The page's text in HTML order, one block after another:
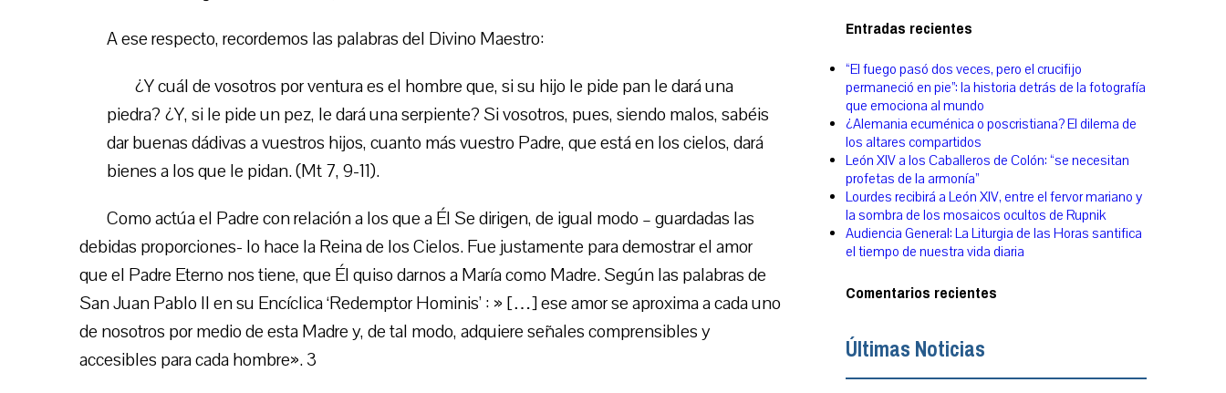
A ese respecto, recordemos las palabras del Divino Maestro:
¿Y cuál de vosotros por ventura es el hombre que, si su hijo le pide pan le dará una
piedra? ¿Y, si le pide un pez, le dará una serpiente? Si vosotros, pues, siendo malos, sabéis
dar buenas dádivas a vuestros hijos, cuanto más vuestro Padre, que está en los cielos, dará
bienes a los que le pidan. (Mt 7, 9-11).
Como actúa el Padre con relación a los que a Él Se dirigen, de igual modo – guardadas las
debidas proporciones- lo hace la Reina de los Cielos. Fue justamente para demostrar el amor
que el Padre Eterno nos tiene, que Él quiso darnos a María como Madre. Según las palabras de
San Juan Pablo II en su Encíclica ‘Redemptor Hominis’ : » […] ese amor se aproxima a cada uno
de nosotros por medio de esta Madre y, de tal modo, adquiere señales comprensibles y
accesibles para cada hombre». 3
Entradas recientes
“El fuego pasó dos veces, pero el crucifijo
permaneció en pie”: la historia detrás de la fotografía
que emociona al mundo
¿Alemania ecuménica o poscristiana? El dilema de
los altares compartidos
León XIV a los Caballeros de Colón: “se necesitan
profetas de la armonía”
Lourdes recibirá a León XIV, entre el fervor mariano y
la sombra de los mosaicos ocultos de Rupnik
Audiencia General: La Liturgia de las Horas santifica
el tiempo de nuestra vida diaria
Comentarios recientes
Últimas Noticias